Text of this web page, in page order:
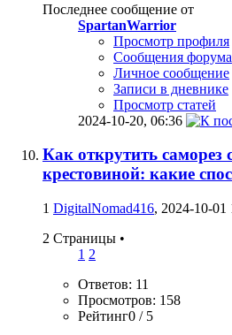
Последнее сообщение от
SpartanWarrior
Просмотр профиля
Сообщения форума
Личное сообщение
Записи в дневнике
Просмотр статей
2024-10-20, 06:36
Как открутить саморез
крестовиной: какие
1 DigitalNomad416, 2024-10-01
2 Страницы •
1 2
Ответов: 11
Просмотров: 158
Рейтинг0 / 5